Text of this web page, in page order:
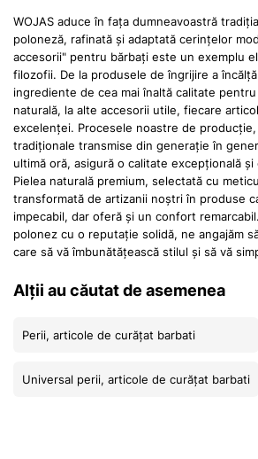
WOJAS aduce în fața dumneavoastră
poloneză, rafinată și adaptată cerințelor
accesorii" pentru bărbați este un exemplu
filozofii. De la produsele de îngrijire a
ingrediente de cea mai înaltă calitate
naturală, la alte accesorii utile, fiecare
excelenței. Procesele noastre de
tradiționale transmise din generație în
ultimă oră, asigură o calitate excepțională
Pielea naturală premium, selectată cu
transformată de artizanii noștri în produse
impecabil, dar oferă și un confort
polonez cu o reputație solidă, ne angajăm
care să vă îmbunătățească stilul și să vă
Garanția calității superioare a pielii
La WOJAS, calitatea superioară a pielii
accesorii" pentru bărbați. Fie că optați
Alții au căutat de asemenea
Perii, articole de curățat barbati
Universal perii, articole de curățat barbati